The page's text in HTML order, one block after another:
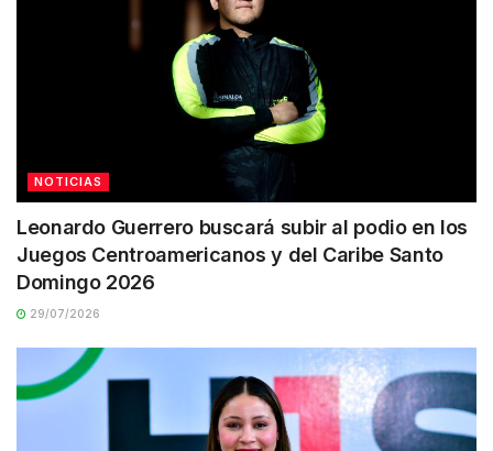
NOTICIAS
Leonardo Guerrero buscará subir al podio en los
Juegos Centroamericanos y del Caribe Santo
Domingo 2026
29/07/2026